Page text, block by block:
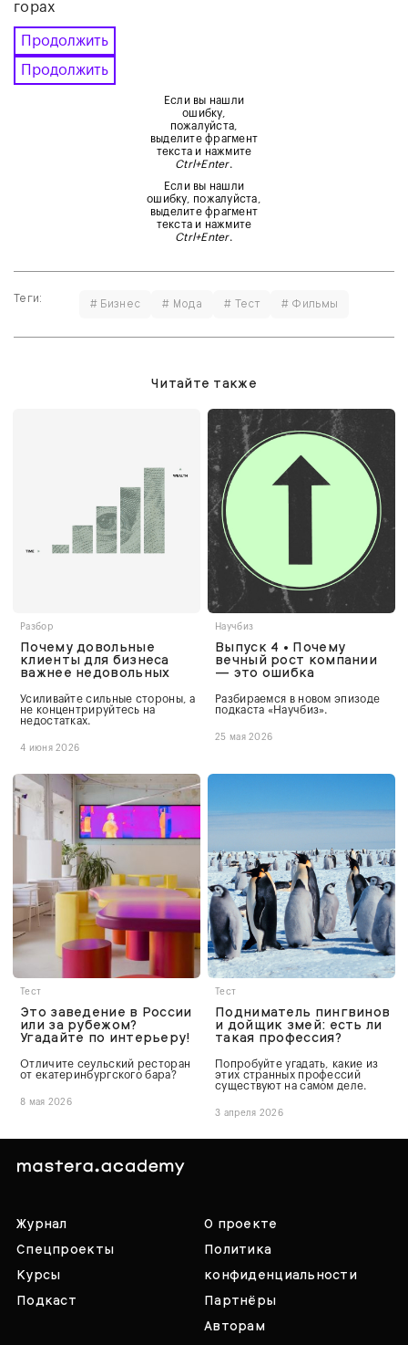
горах
Продолжить
Продолжить
Если вы нашли
ошибку,
пожалуйста,
выделите фрагмент
текста и нажмите
Ctrl+Enter.
Если вы нашли
ошибку, пожалуйста,
выделите фрагмент
текста и нажмите
Ctrl+Enter.
Теги: # Бизнес # Мода # Тест # Фильмы
Читайте также
Разбор
Почему довольные
клиенты для бизнеса
важнее недовольных
Усиливайте сильные стороны, а
не концентрируйтесь на
недостатках.
4 июня 2026
Научбиз
Выпуск 4 • Почему
вечный рост компании
— это ошибка
Разбираемся в новом эпизоде
подкаста «Научбиз».
25 мая 2026
Тест
Это заведение в России
или за рубежом?
Угадайте по интерьеру!
Отличите сеульский ресторан
от екатеринбургского бара?
8 мая 2026
Тест
Подниматель пингвинов
и дойщик змей: есть ли
такая профессия?
Попробуйте угадать, какие из
этих странных профессий
существуют на самом деле.
3 апреля 2026
Журнал
Спецпроекты
Курсы
Подкаст
О проекте
Политика
конфиденциальности
Партнёры
Авторам